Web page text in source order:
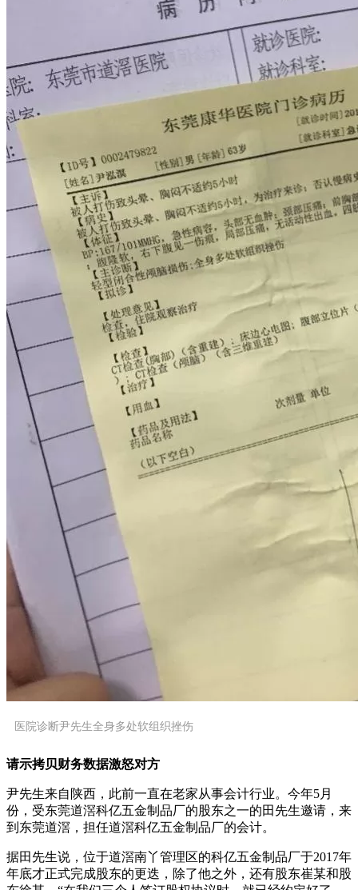
医院诊断尹先生全身多处软组织挫伤
请示拷贝财务数据激怒对方
尹先生来自陕西，此前一直在老家从事会计行业。今年5月
份，受东莞道滘科亿五金制品厂的股东之一的田先生邀请，来
到东莞道滘，担任道滘科亿五金制品厂的会计。
据田先生说，位于道滘南丫管理区的科亿五金制品厂于2017年
年底才正式完成股东的更迭，除了他之外，还有股东崔某和股